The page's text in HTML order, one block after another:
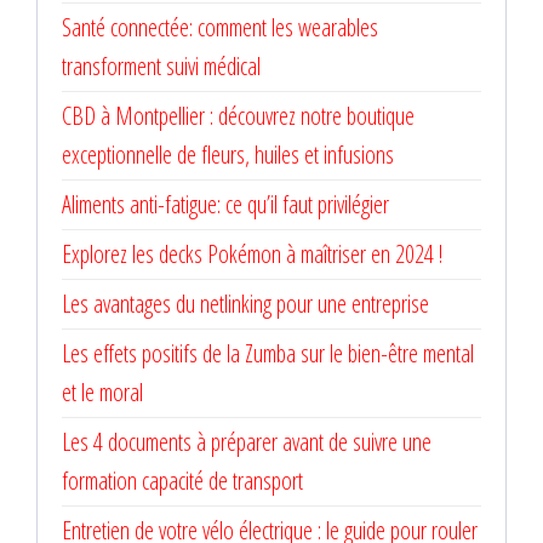
Santé connectée: comment les wearables
transforment suivi médical
CBD à Montpellier : découvrez notre boutique
exceptionnelle de fleurs, huiles et infusions
Aliments anti-fatigue: ce qu’il faut privilégier
Explorez les decks Pokémon à maîtriser en 2024 !
Les avantages du netlinking pour une entreprise
Les effets positifs de la Zumba sur le bien-être mental
et le moral
Les 4 documents à préparer avant de suivre une
formation capacité de transport
Entretien de votre vélo électrique : le guide pour rouler